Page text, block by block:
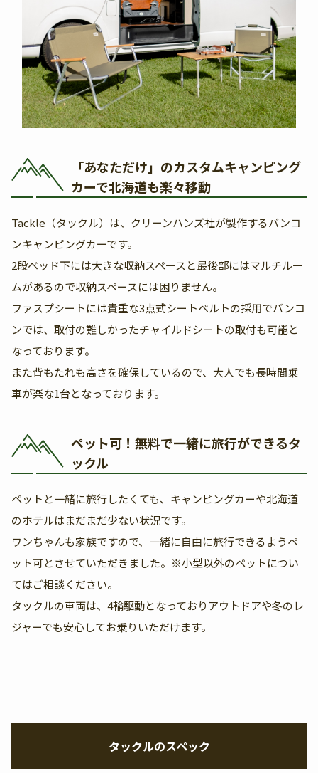
「あなただけ」のカスタムキャンピング
カーで北海道も楽々移動
Tackle（タックル）は、クリーンハンズ社が製作するバンコ
ンキャンピングカーです。
2段ベッド下には大きな収納スペースと最後部にはマルチルー
ムがあるので収納スペースには困りません。
ファスプシートには貴重な3点式シートベルトの採用でバンコ
ンでは、取付の難しかったチャイルドシートの取付も可能と
なっております。
また背もたれも高さを確保しているので、大人でも長時間乗
車が楽な1台となっております。
ペット可！無料で一緒に旅行ができるタ
ックル
ペットと一緒に旅行したくても、キャンピングカーや北海道
のホテルはまだまだ少ない状況です。
ワンちゃんも家族ですので、一緒に自由に旅行できるようペ
ット可とさせていただきました。※小型以外のペットについ
てはご相談ください。
タックルの車両は、4輪駆動となっておりアウトドアや冬のレ
ジャーでも安心してお乗りいただけます。
タックルのスペック